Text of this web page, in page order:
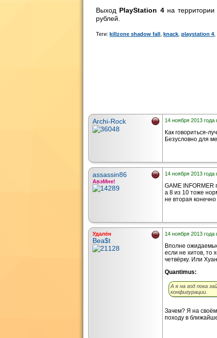
Выход PlayStation 4на территории
рублей.
Теги: killzone shadow fall knack playstation 4
Archi-Rock 14 ноября 2013 года
Как говориться-
Безусловно для
assassin86
АвэМне!
14 ноября 2013 года
GAME INFORMER
а 8 из 10 тоже
не вторая
Удалён
Bea$t
14 ноября 2013 года
Вполне
если не хитов, то
четвёрку. Или
Quantimus:
А я на год пока
конфигурации.
Зачем? Я на
походу в